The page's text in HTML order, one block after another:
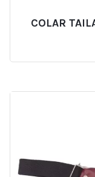
COLAR